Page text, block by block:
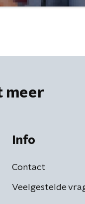
meer
Info
Contact
Veelgestelde